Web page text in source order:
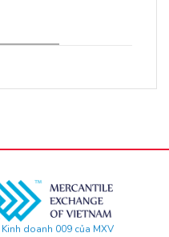
doanh 009 của MXV